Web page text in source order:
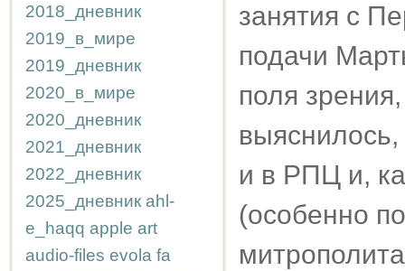
2018_дневник
2019_в_мире
2019_дневник
2020_в_мире
2020_дневник
2021_дневник
2022_дневник
2025_дневник ahl-
e_haqq apple art
audio-files evola fa
занятия с
подачи
поля
и в РПЦ и,
(особенно